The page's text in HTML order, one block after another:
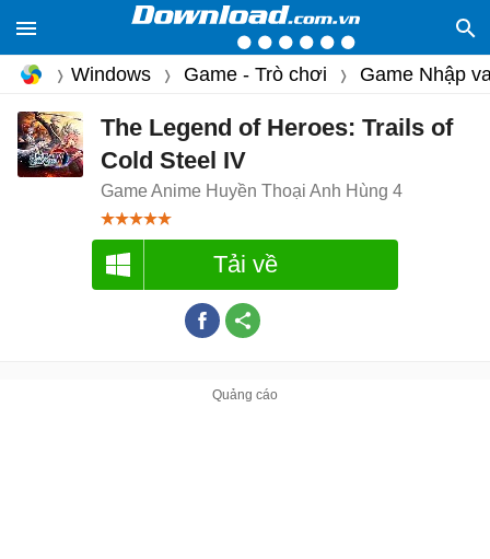
Windows Game - Trò chơi Game Nhập
The Legend of Heroes: Trails of
Cold Steel IV
Game Anime Huyền Thoại Anh Hùng 4
Tải về